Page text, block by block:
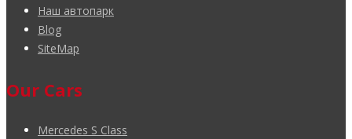
Наш автопарк
Blog
SiteMap
Our Cars
Mercedes S Class